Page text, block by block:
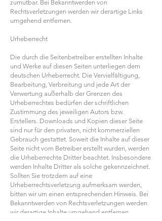
zumutbar. Bei Bekanntwerden von
Rechtsverletzungen werden wir derartige Links
umgehend entfernen.
Urheberrecht
Die durch die Seitenbetreiber erstellten Inhalte
und Werke auf diesen Seiten unterliegen dem
deutschen Urheberrecht. Die Vervielfältigung,
Bearbeitung, Verbreitung und jede Art der
Verwertung außerhalb der Grenzen des
Urheberrechtes bedürfen der schriftlichen
Zustimmung des jeweiligen Autors bzw.
Erstellers. Downloads und Kopien dieser Seite
sind nur für den privaten, nicht kommerziellen
Gebrauch gestattet. Soweit die Inhalte auf dieser
Seite nicht vom Betreiber erstellt wurden, werden
die Urheberrechte Dritter beachtet. Insbesondere
werden Inhalte Dritter als solche gekennzeichnet.
Sollten Sie trotzdem auf eine
Urheberrechtsverletzung aufmerksam werden,
bitten wir um einen entsprechenden Hinweis. Bei
Bekanntwerden von Rechtsverletzungen werden
wir derartige Inhalte umgehend entfernen.